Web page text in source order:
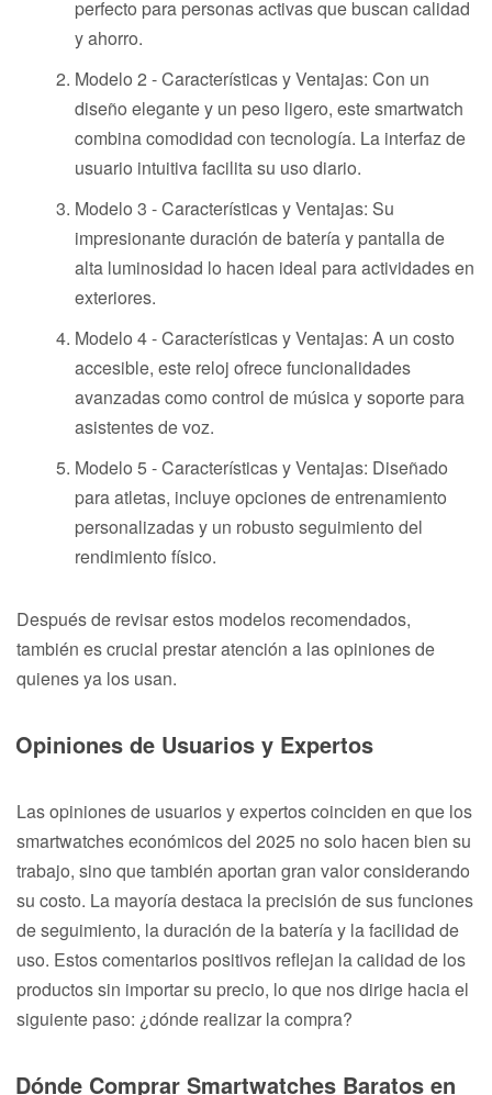
perfecto para personas activas que buscan calidad
y ahorro.
Modelo 2 - Características y Ventajas: Con un
diseño elegante y un peso ligero, este smartwatch
combina comodidad con tecnología. La interfaz de
usuario intuitiva facilita su uso diario.
Modelo 3 - Características y Ventajas: Su
impresionante duración de batería y pantalla de
alta luminosidad lo hacen ideal para actividades en
exteriores.
Modelo 4 - Características y Ventajas: A un costo
accesible, este reloj ofrece funcionalidades
avanzadas como control de música y soporte para
asistentes de voz.
Modelo 5 - Características y Ventajas: Diseñado
para atletas, incluye opciones de entrenamiento
personalizadas y un robusto seguimiento del
rendimiento físico.
Después de revisar estos modelos recomendados,
también es crucial prestar atención a las opiniones de
quienes ya los usan.
Opiniones de Usuarios y Expertos
Las opiniones de usuarios y expertos coinciden en que los
smartwatches económicos del 2025 no solo hacen bien su
trabajo, sino que también aportan gran valor considerando
su costo. La mayoría destaca la precisión de sus funciones
de seguimiento, la duración de la batería y la facilidad de
uso. Estos comentarios positivos reflejan la calidad de los
productos sin importar su precio, lo que nos dirige hacia el
siguiente paso: ¿dónde realizar la compra?
Dónde Comprar Smartwatches Baratos en